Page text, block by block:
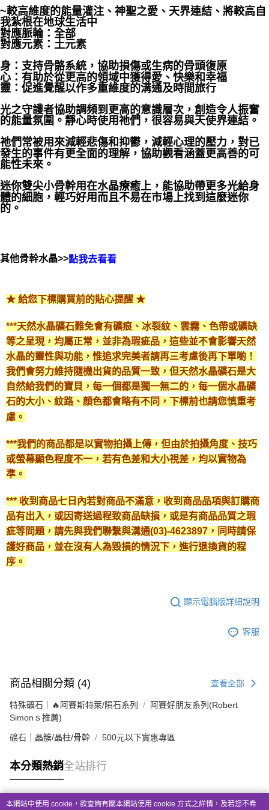
每筆NT$80，滿NT$3,000(含以上)免運費
付款後門市自取
~較高維度的能量灌注、神聖之愛、天界連結、將較高自
我紮根在地球生活中
對應脈輪：全部
對應元素：土元素
身：支持骨骼系統，協助損傷或生病的骨頭復原
心：有助於從更高的領域中獲得愛、快樂和幸福
靈：促進覺醒以作多重維度的溝通及時間旅行
光之守護者協助調頻到更高的意識層次，創造令人振奮
的能量氛圍。靜心時使用祂們，很容易與天使界連結。
祂們常被用來減輕悲傷和抑鬱，減輕心理的壓力，對已
發生的事件有更全面的理解，協助觀看涵蓋更高善的可
能性未來。
迷你雙尖小骨幹用在水晶療癒上，能協助帶更多光給身
體的細胞，輕巧好用而且不易在市場上找到這麼迷你
的。
其他骨幹水晶>>點我去看看
★ 給您下標購買前的貼心提醒 ★
***天然水晶礦石難免會有礦痕、冰裂紋、雲霧、色帶或礦缺
等之呈現，均屬正常，並非為瑕疵品，這些並不會影響天然
水晶的靈性與功能，惟追求完美者請再三考慮後再下單喲！
我們會努力維持隨機出貨的品質一致，但天然水晶礦石是大
自然給我們的寶貝，每一個都是獨一無二的，每一個水晶礦
石的大小、紋路、顏色都會略有不同，下標前也請您慎重考
慮。
***我們的商品都是以實物拍攝上傳，但由於拍攝角度、技巧
或螢幕顯色程度不一，若有色差和大小視差，均以實物為
準。
*** 收到商品七日內若對商品不滿意，收到商品品項與訂購商
品有出入，或因寄送過程致商品缺損，或是有商品品質之瑕
疵等問題，請先與我們聯繫與溝通(03)-4623897，同時請保
護好商品，並在沒有人為毀損的情況下，進行退換貨的程
序。
顯示電腦版詳細說明
客服
商品相關分類 (4) 查看全部
特殊礦石｜🔥阿賽斯特萊/隕石系列
阿賽好朋友系列(Robert
Simonｓ推薦)
礦石｜晶簇/晶柱/骨幹 500元以下實惠專區
本分類熱銷全站排行
本網站中使用 cookie，欲查詢有關本網站使用 cookie 方式之詳情，及若您不希